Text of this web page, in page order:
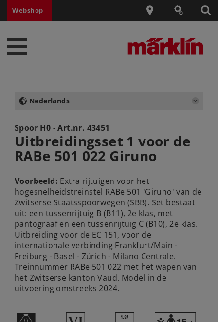
Webshop
Nederlands
Spoor H0 - Art.nr. 43451
Uitbreidingsset 1 voor de
RABe 501 022 Giruno
Voorbeeld: Extra rijtuigen voor het
hogesnelheidstreinstel RABe 501 'Giruno' van de
Zwitserse Staatsspoorwegen (SBB). Set bestaat
uit: een tussenrijtuig B (B11), 2e klas, met
pantograaf en een tussenrijtuig C (B10), 2e klas.
Uitbreiding voor de EC 151, voor de
internationale verbinding Frankfurt/Main -
Freiburg - Basel - Zürich - Milano Centrale.
Treinnummer RABe 501 022 met het wapen van
het Zwitserse kanton Vaud. Model in de
uitvoering omstreeks 2024.